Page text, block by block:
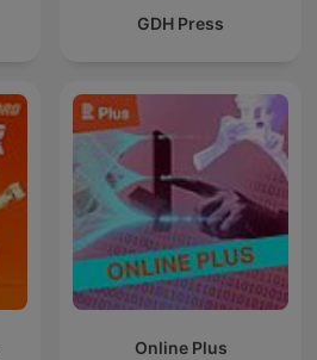
GDH Press
Online Plus